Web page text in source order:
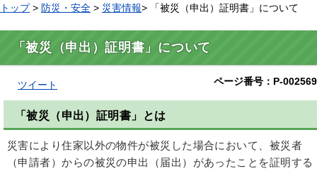
トップ> 防災・安全 > 災害情報> 「被災（申出）証明書」について
「被災（申出）証明書」について
ページ番号：P-002569
ツイート
「被災（申出）証明書」とは
災害により住家以外の物件が被災した場合において、被災者
（申請者）からの被災の申出（届出）があったことを証明する